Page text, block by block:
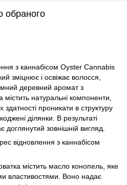
обраного
з каннабісом Oyster Cannabis
зміцнює і освіжає волосся,
деревний аромат з
натуральні компоненти,
здатності проникати в структуру
ділянки. В результаті
доглянутий зовнішній вигляд.
відновлення з каннабісом
містить масло конопель, яке
властивостями. Воно надає